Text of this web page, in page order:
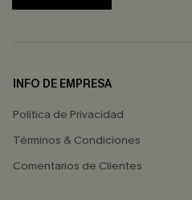
INFO DE EMPRESA
Política de Privacidad
Términos & Condiciones
Comentarios de Clientes